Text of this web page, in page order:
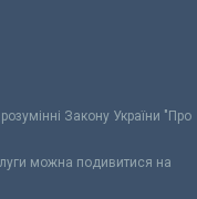
Закону України "Про
можна подивитися на